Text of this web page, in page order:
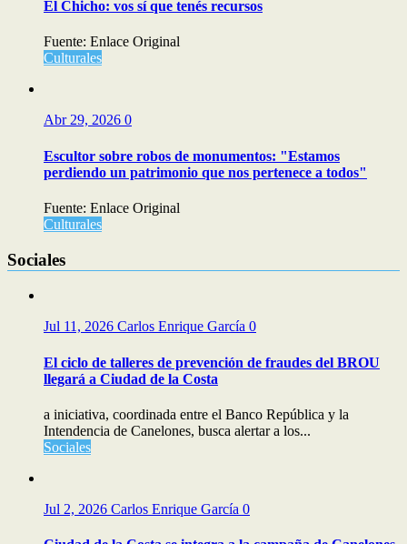
El Chicho: vos sí que tenés recursos
Fuente: Enlace Original
Culturales
Abr 29, 2026 0
Escultor sobre robos de monumentos: "Estamos
perdiendo un patrimonio que nos pertenece a todos"
Fuente: Enlace Original
Culturales
Sociales
Jul 11, 2026 Carlos Enrique García 0
El ciclo de talleres de prevención de fraudes del BROU
llegará a Ciudad de la Costa
a iniciativa, coordinada entre el Banco República y la
Intendencia de Canelones, busca alertar a los...
Sociales
Jul 2, 2026 Carlos Enrique García 0